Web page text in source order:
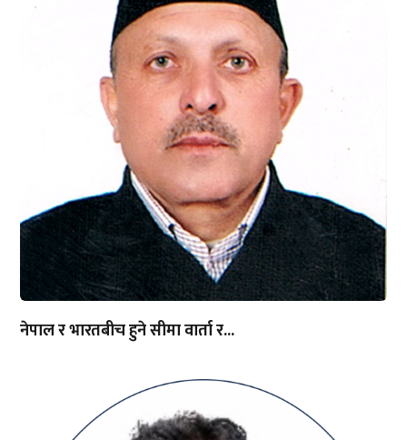
नेपाल र भारतबीच हुने सीमा वार्ता र...